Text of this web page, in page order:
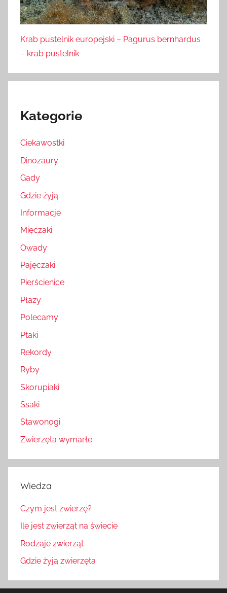
Krab pustelnik europejski – Pagurus bernhardus
– krab pustelnik
Kategorie
Ciekawostki
Dinozaury
Gady
Gdzie żyją
Informacje
Mięczaki
Owady
Pajęczaki
Pierścienice
Płazy
Polecamy
Ptaki
Rekordy
Ryby
Skorupiaki
Ssaki
Stawonogi
Zwierzęta wymarłe
Wiedza
Czym jest zwierzę?
Ile jest zwierząt na świecie
Rodzaje zwierząt
Gdzie żyją zwierzęta